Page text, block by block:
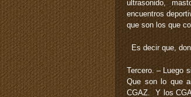
ultrasonido,
encuentros
que son los que
Es decir que,
Tercero. – Luego
Que son lo que
CGAZ. Y los